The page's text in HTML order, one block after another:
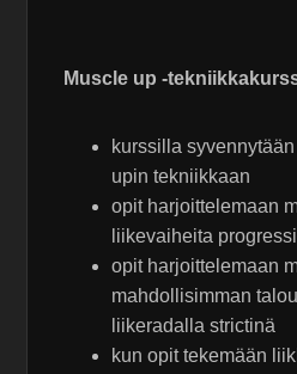
Muscle up -
kurssilla
upin tekniikkaan
opit harjoittelemaan
liikevaiheita
opit harjoittelemaan
mahdollisimman
liikeradalla strictinä
kun opit tekemään